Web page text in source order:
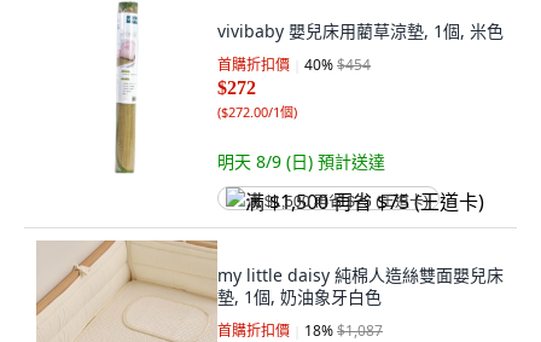
vivibaby 嬰兒床用藺草涼墊, 1個, 米色
首購折扣價 40%$454
$272
($272.00/1個)
明天 8/9 (日) 預計送達
满 $1,500 再省 $75 (王道卡)
my little daisy 純棉人造絲雙面嬰兒床
墊, 1個, 奶油象牙白色
首購折扣價 18%$1,087